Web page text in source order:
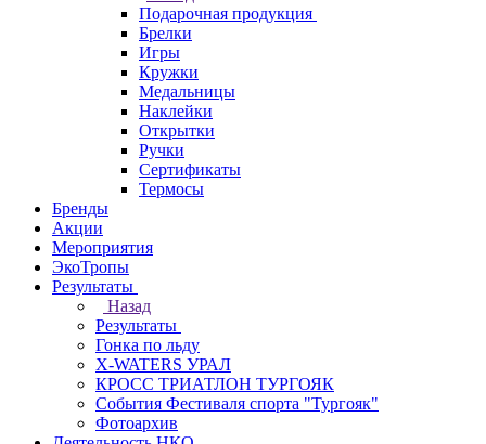
Подарочная продукция
Брелки
Игры
Кружки
Медальницы
Наклейки
Открытки
Ручки
Сертификаты
Термосы
Бренды
Акции
Мероприятия
ЭкоТропы
Результаты
Назад
Результаты
Гонка по льду
X-WATERS УРАЛ
КРОСС ТРИАТЛОН ТУРГОЯК
События Фестиваля спорта "Тургояк"
Фотоархив